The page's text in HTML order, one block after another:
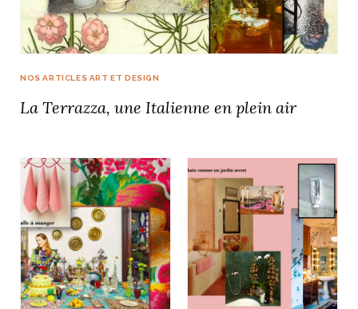
NOS ARTICLES ART ET DESIGN
La Terrazza, une Italienne en plein air